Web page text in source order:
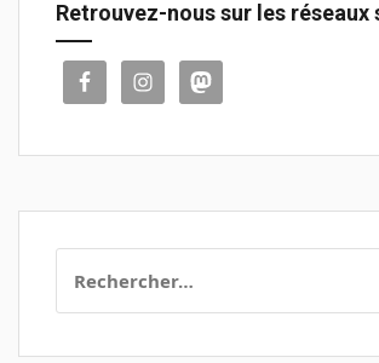
Retrouvez-nous sur les réseaux